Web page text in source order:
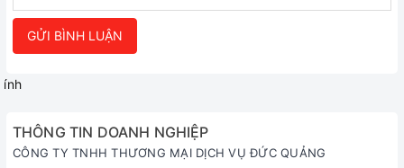
GỬI BÌNH LUẬN
ính
THÔNG TIN DOANH NGHIỆP
CÔNG TY TNHH THƯƠNG MẠI DỊCH VỤ ĐỨC QUẢNG